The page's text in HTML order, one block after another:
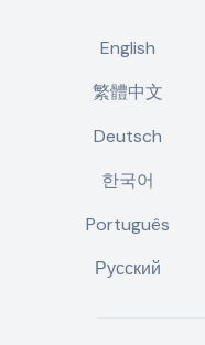
English
繁體中文
Deutsch
한국어
Português
Русский